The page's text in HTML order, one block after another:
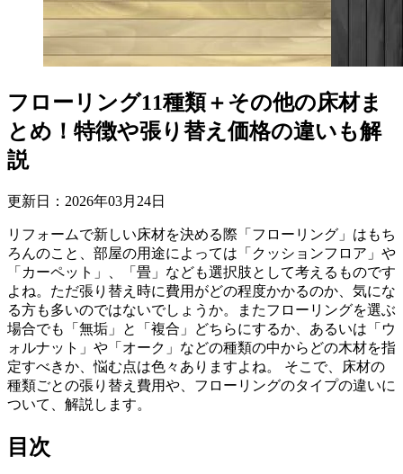
フローリング11種類＋その他の床材ま
とめ！特徴や張り替え価格の違いも解
説
更新日： 2026年03月 24日
リフォームで新しい床材を決める際「フローリング」はもち
ろんのこと、部屋の用途によっては「クッションフロア」や
「カーペット」、「畳」なども選択肢として考えるものです
よね。ただ張り替え時に費用がどの程度かかるのか、気にな
る方も多いのではないでしょうか。またフローリングを選ぶ
場合でも「無垢」と「複合」どちらにするか、あるいは「ウ
ォルナット」や「オーク」などの種類の中からどの木材を指
定すべきか、悩む点は色々ありますよね。 そこで、床材の
種類ごとの張り替え費用や、フローリングのタイプの違いに
ついて、解説します。
目次